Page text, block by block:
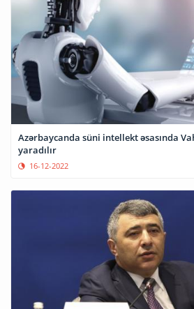
Azərbaycanda süni intellekt əsasında
yaradılır
16-12-2022